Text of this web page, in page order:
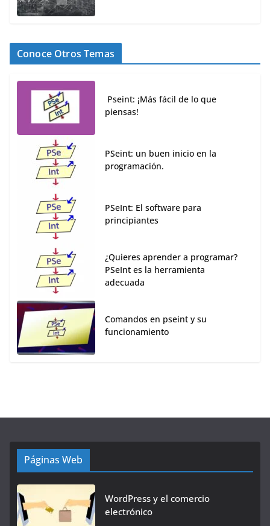
Conoce Otros Temas
Pseint: ¡Más fácil de lo que
piensas!
PSeint: un buen inicio en la
programación.
PSeInt: El software para
principiantes
¿Quieres aprender a programar?
PSeInt es la herramienta
adecuada
Comandos en pseint y su
funcionamiento
Páginas Web
WordPress y el comercio
electrónico